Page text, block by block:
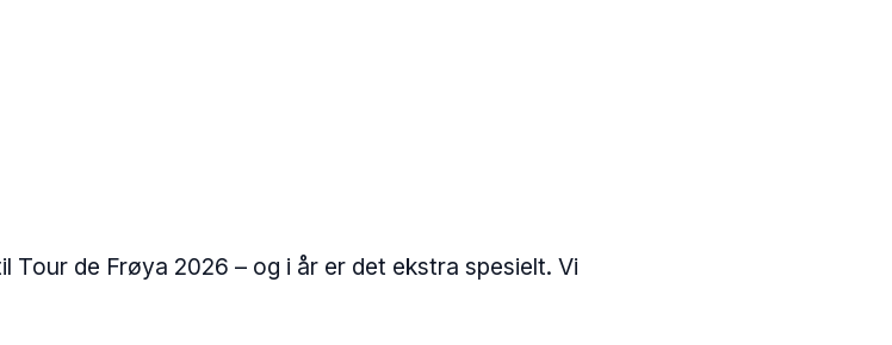
Tour de Frøya 2026 – og i år er det ekstra spesielt. Vi